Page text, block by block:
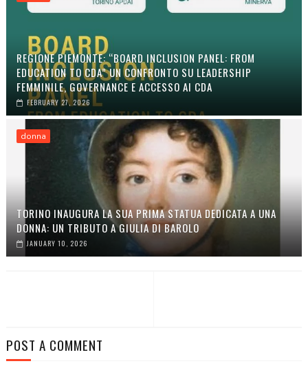
REGIONE PIEMONTE: “BOARD INCLUSION PANEL: FROM
EDUCATION TO CDA” UN CONFRONTO SU LEADERSHIP
FEMMINILE, GOVERNANCE E ACCESSO AI CDA
FEBRUARY 27, 2026
donna
TORINO INAUGURA LA SUA PRIMA STATUA DEDICATA A UNA
DONNA: UN TRIBUTO A GIULIA DI BAROLO
JANUARY 10, 2026
POST A COMMENT